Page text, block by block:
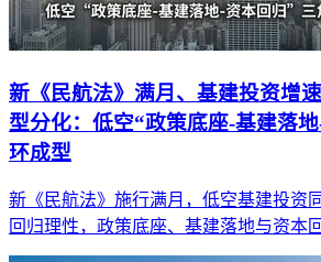
新《民航法》满月、基建投资增
型分化：低空“政策底座-基建落
环成型
新《民航法》施行满月，低空基建投资
回归理性，政策底座、基建落地与资本